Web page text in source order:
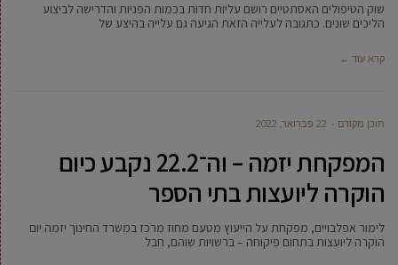
שוק הטיפולים האסתטיים רושם עליות חדות בכמות הפניות והדרישה לביצוע
הליכים שונים. כתגובה לעלייה הזאת הגיעה גם עלייה בהיצע של
קרא עוד ←
תוכן מקודם 22 פברואר, 2022
המפקחת יזמה – וה־22.2 נקבע כיום
הוקרה ליועצות בתי הספר
לימור אפלבויים, מפקחת על הייעוץ מטעם מחוז מרכז במשרד החינוך יזמה יום
הוקרה ליועצות בתחום פיקוחה – ברשויות שוהם, חבל